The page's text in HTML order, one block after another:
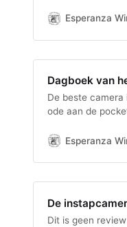
Esperanza
Dagboek van
De beste camera
ode aan de
de SonyEsperanza
De
Dit is geen